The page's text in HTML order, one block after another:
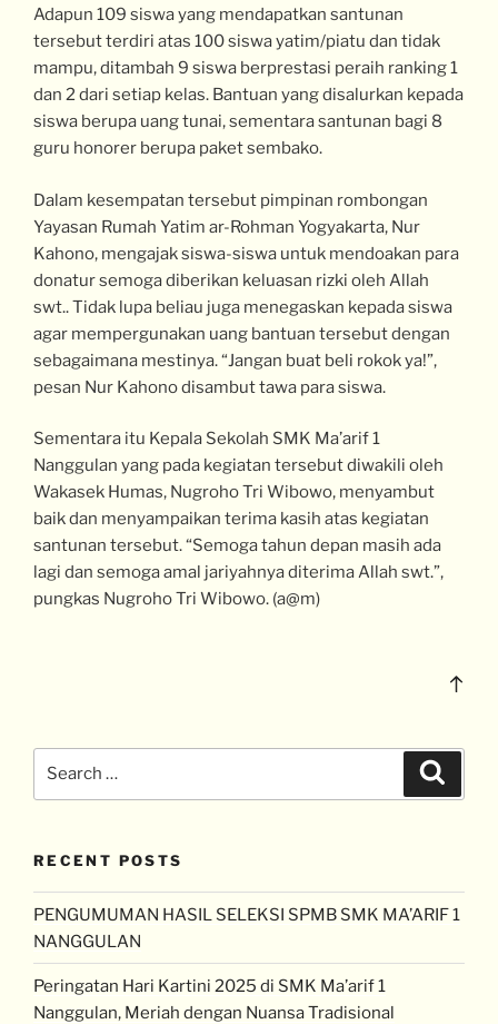
Adapun 109 siswa yang mendapatkan santunan
tersebut terdiri atas 100 siswa yatim/piatu dan tidak
mampu, ditambah 9 siswa berprestasi peraih ranking 1
dan 2 dari setiap kelas. Bantuan yang disalurkan kepada
siswa berupa uang tunai, sementara santunan bagi 8
guru honorer berupa paket sembako.
Dalam kesempatan tersebut pimpinan rombongan
Yayasan Rumah Yatim ar-Rohman Yogyakarta, Nur
Kahono, mengajak siswa-siswa untuk mendoakan para
donatur semoga diberikan keluasan rizki oleh Allah
swt.. Tidak lupa beliau juga menegaskan kepada siswa
agar mempergunakan uang bantuan tersebut dengan
sebagaimana mestinya. “Jangan buat beli rokok ya!”,
pesan Nur Kahono disambut tawa para siswa.
Sementara itu Kepala Sekolah SMK Ma’arif 1
Nanggulan yang pada kegiatan tersebut diwakili oleh
Wakasek Humas, Nugroho Tri Wibowo, menyambut
baik dan menyampaikan terima kasih atas kegiatan
santunan tersebut. “Semoga tahun depan masih ada
lagi dan semoga amal jariyahnya diterima Allah swt.”,
pungkas Nugroho Tri Wibowo. (a@m)
RECENT POSTS
PENGUMUMAN HASIL SELEKSI SPMB SMK MA’ARIF 1
NANGGULAN
Peringatan Hari Kartini 2025 di SMK Ma’arif 1
Nanggulan, Meriah dengan Nuansa Tradisional